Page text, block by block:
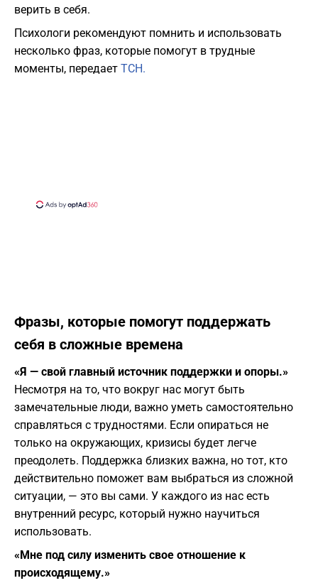
верить в себя.
Психологи рекомендуют помнить и использовать
несколько фраз, которые помогут в трудные
моменты, передает ТСН.
Фразы, которые помогут поддержать
себя в сложные времена
«Я — свой главный источник поддержки и опоры.»
Несмотря на то, что вокруг нас могут быть
замечательные люди, важно уметь самостоятельно
справляться с трудностями. Если опираться не
только на окружающих, кризисы будет легче
преодолеть. Поддержка близких важна, но тот, кто
действительно поможет вам выбраться из сложной
ситуации, — это вы сами. У каждого из нас есть
внутренний ресурс, который нужно научиться
использовать.
«Мне под силу изменить свое отношение к
происходящему.»